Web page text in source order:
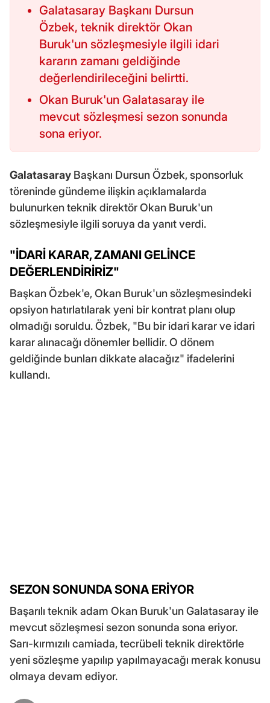
Galatasaray Başkanı Dursun
Özbek, teknik direktör Okan
Buruk'un sözleşmesiyle ilgili idari
kararın zamanı geldiğinde
değerlendirileceğini belirtti.
Okan Buruk'un Galatasaray ile
mevcut sözleşmesi sezon sonunda
sona eriyor.
Galatasaray Başkanı Dursun Özbek, sponsorluk
töreninde gündeme ilişkin açıklamalarda
bulunurken teknik direktör Okan Buruk'un
sözleşmesiyle ilgili soruya da yanıt verdi.
"İDARİ KARAR, ZAMANI GELİNCE
DEĞERLENDİRİRİZ"
Başkan Özbek'e, Okan Buruk'un sözleşmesindeki
opsiyon hatırlatılarak yeni bir kontrat planı olup
olmadığı soruldu. Özbek, "Bu bir idari karar ve idari
karar alınacağı dönemler bellidir. O dönem
geldiğinde bunları dikkate alacağız" ifadelerini
kullandı.
SEZON SONUNDA SONA ERİYOR
Başarılı teknik adam Okan Buruk'un Galatasaray ile
mevcut sözleşmesi sezon sonunda sona eriyor.
Sarı-kırmızılı camiada, tecrübeli teknik direktörle
yeni sözleşme yapılıp yapılmayacağı merak konusu
olmaya devam ediyor.